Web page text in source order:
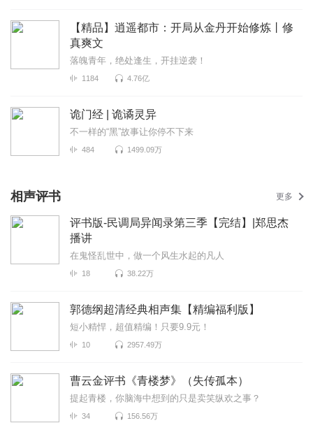
【精品】逍遥都市：开局从金丹开始修炼丨修
真爽文
落魄青年，绝处逢生，开挂逆袭！
1184 4.76亿
诡门经 | 诡谲灵异
不一样的“黑”故事让你停不下来
484 1499.09万
相声评书 更多
评书版-民调局异闻录第三季【完结】|郑思杰
播讲
在鬼怪乱世中，做一个风生水起的凡人
18 38.22万
郭德纲超清经典相声集【精编福利版】
短小精悍，超值精编！只要9.9元！
10 2957.49万
曹云金评书《青楼梦》（失传孤本）
提起青楼，你脑海中想到的只是卖笑纵欢之事？
34 156.56万